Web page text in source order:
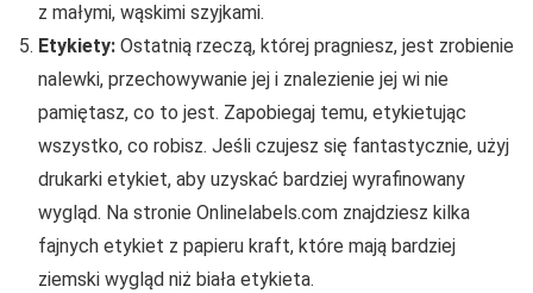
z małymi, wąskimi szyjkami.
Etykiety: Ostatnią rzeczą, której pragniesz, jest zrobienie
nalewki, przechowywanie jej i znalezienie jej wi nie
pamiętasz, co to jest. Zapobiegaj temu, etykietując
wszystko, co robisz. Jeśli czujesz się fantastycznie, użyj
drukarki etykiet, aby uzyskać bardziej wyrafinowany
wygląd. Na stronie Onlinelabels.com znajdziesz kilka
fajnych etykiet z papieru kraft, które mają bardziej
ziemski wygląd niż biała etykieta.